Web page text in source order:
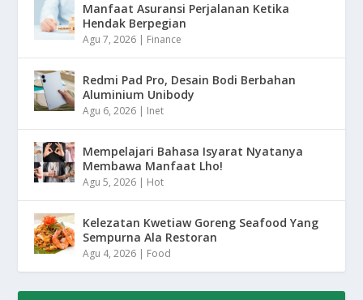
Manfaat Asuransi Perjalanan Ketika
Hendak Berpegian
Agu 7, 2026 | Finance
Redmi Pad Pro, Desain Bodi Berbahan
Aluminium Unibody
Agu 6, 2026 | Inet
Mempelajari Bahasa Isyarat Nyatanya
Membawa Manfaat Lho!
Agu 5, 2026 | Hot
Kelezatan Kwetiaw Goreng Seafood Yang
Sempurna Ala Restoran
Agu 4, 2026 | Food